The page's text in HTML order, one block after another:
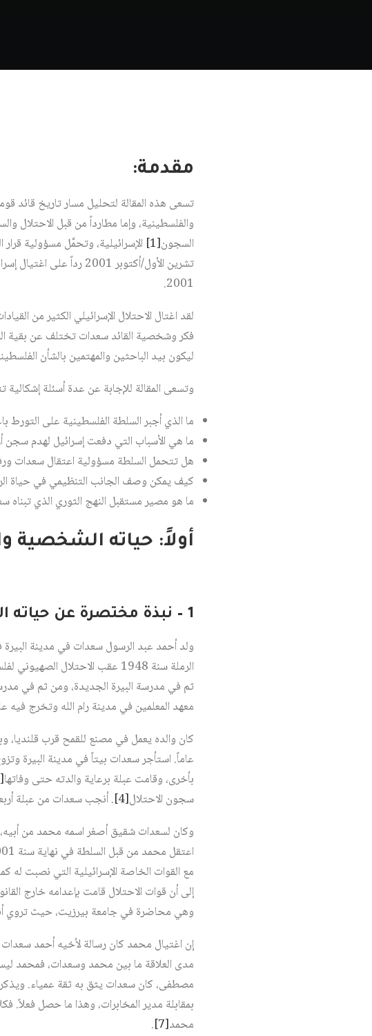
مقدمة:
تسعى هذه المقالة لتحليل مسار تاريخ قائد
والفلسطينية، وإما مطارداً من قبل الاحتلال
السجون[1]
2001.
لقد اغتال الاحتلال الإسرائيلي الكثير من
فكر وشخصية القائد سعدات تختلف عن بقية
ليكون بيد الباحثين والمهتمين بالشأن
وتسعى المقالة للإجابة عن عدة أسئلة إشكالية
ما الذي أجبر السلطة الفلسطينية على
ما هي الأسباب التي دفعت إسرائيل لهدم سجن
هل تتحمل السلطة مسؤولية اعتقال سعدات
كيف يمكن وصف الجانب التنظيمي في حياة
ما هو مصير مستقبل النهج الثوري الذي تبناه
أولاً: حياته الشخصية
1 – نبذة مختصرة عن حياته الشخصية
الرملة سنة 1948 عقب
ثم في مدرسة البيرة الجديدة، ومن ثم في
معهد المعلمين في مدينة رام الله وتخرج فيه
كان والده يعمل في مصنع للقمح قرب قلنديا،
بأخرى، وقامت عبلة برعاية والدته حتى وفاتها[3]
سجون الاحتلال[4]
. أنجب سعدات من عبلة
مع القوات الخاصة الإسرائيلية التي نصبت
إلى أن قوات الاحتلال قامت بإعدامه خارج
وهي محاضرة في جامعة بيرزيت، حيث تروي
إن اغتيال محمد كان رسالة لأخيه أحمد سعدات
مدى العلاقة ما بين محمد وسعدات، فمحمد
مصطفى، كان سعدات يثق به ثقة عمياء. ويذكر
بمقابلة مدير المخابرات، وهذا ما حصل
محمد[7]
.